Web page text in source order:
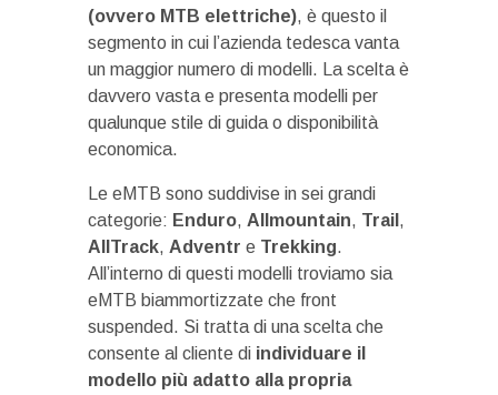
(ovvero MTB elettriche), è questo il
segmento in cui l’azienda tedesca vanta
un maggior numero di modelli. La scelta è
davvero vasta e presenta modelli per
qualunque stile di guida o disponibilità
economica.
Le eMTB sono suddivise in sei grandi
categorie: Enduro, Allmountain, Trail ,
AllTrack, Adventr e Trekking.
All’interno di questi modelli troviamo sia
eMTB biammortizzate che front
suspended. Si tratta di una scelta che
consente al cliente di individuare il
modello più adatto alla propria